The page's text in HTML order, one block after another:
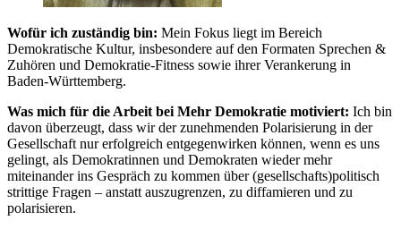
Wofür ich zuständig bin: Mein Fokus liegt im Bereich
Demokratische Kultur, insbesondere auf den Formaten Sprechen &
Zuhören und Demokratie-Fitness sowie ihrer Verankerung in
Baden-Württemberg.
Was mich für die Arbeit bei Mehr Demokratie motiviert: Ich bin
davon überzeugt, dass wir der zunehmenden Polarisierung in der
Gesellschaft nur erfolgreich entgegenwirken können, wenn es uns
gelingt, als Demokratinnen und Demokraten wieder mehr
miteinander ins Gespräch zu kommen über (gesellschafts)politisch
strittige Fragen – anstatt auszugrenzen, zu diffamieren und zu
polarisieren.